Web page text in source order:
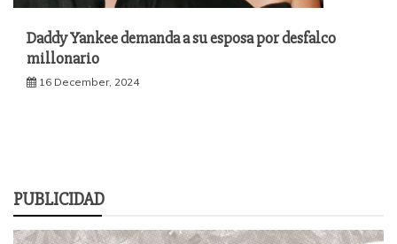
Daddy Yankee demanda a su esposa por desfalco
millonario
16 December, 2024
PUBLICIDAD